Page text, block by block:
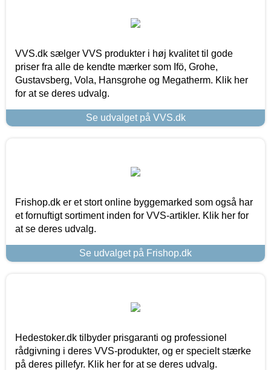
VVS.dk sælger VVS produkter i høj kvalitet til gode
priser fra alle de kendte mærker som Ifö, Grohe,
Gustavsberg, Vola, Hansgrohe og Megatherm. Klik her
for at se deres udvalg.
Se udvalget på VVS.dk
Frishop.dk er et stort online byggemarked som også har
et fornuftigt sortiment inden for VVS-artikler. Klik her for
at se deres udvalg.
Se udvalget på Frishop.dk
Hedestoker.dk tilbyder prisgaranti og professionel
rådgivning i deres VVS-produkter, og er specielt stærke
på deres pillefyr. Klik her for at se deres udvalg.